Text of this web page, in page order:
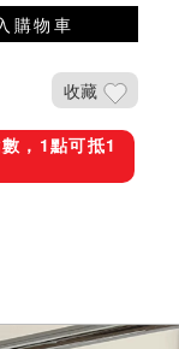
購物車
收藏
，1點可抵1